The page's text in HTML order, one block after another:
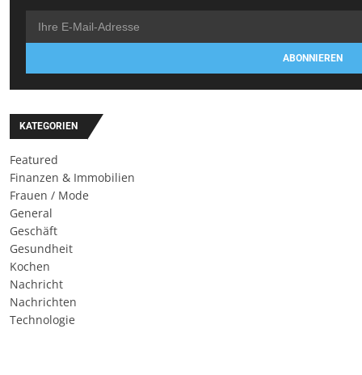
ABONNIEREN
KATEGORIEN
Featured
Finanzen & Immobilien
Frauen / Mode
General
Geschäft
Gesundheit
Kochen
Nachricht
Nachrichten
Technologie